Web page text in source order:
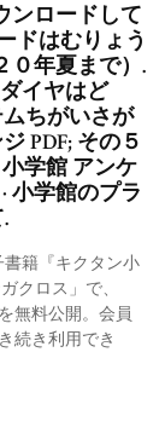
ンロードして
ドはむりょう
０年夏まで）.
イヤはど
ちがいさが
PDF; その５
学館 アンケ
小学館のプラ
籍『キクタン小
クロス」で、
無料公開。会員
続き利用でき